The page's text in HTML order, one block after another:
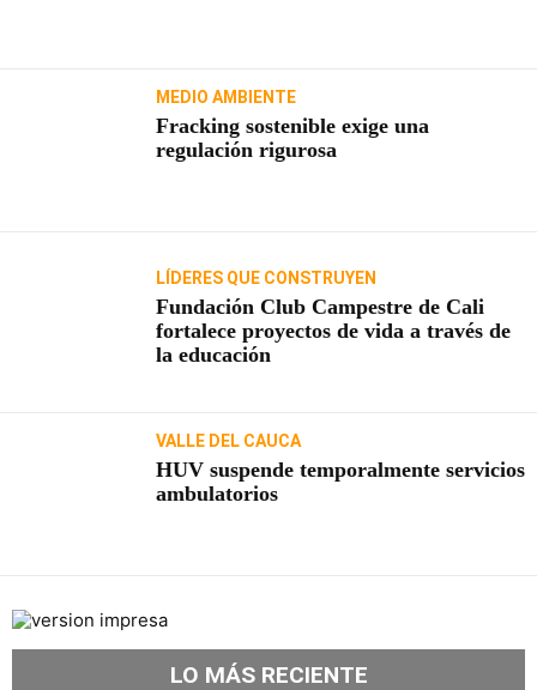
MEDIO AMBIENTE
Fracking sostenible exige una
regulación rigurosa
LÍDERES QUE CONSTRUYEN
Fundación Club Campestre de Cali
fortalece proyectos de vida a través de
la educación
VALLE DEL CAUCA
HUV suspende temporalmente servicios
ambulatorios
LO MÁS RECIENTE